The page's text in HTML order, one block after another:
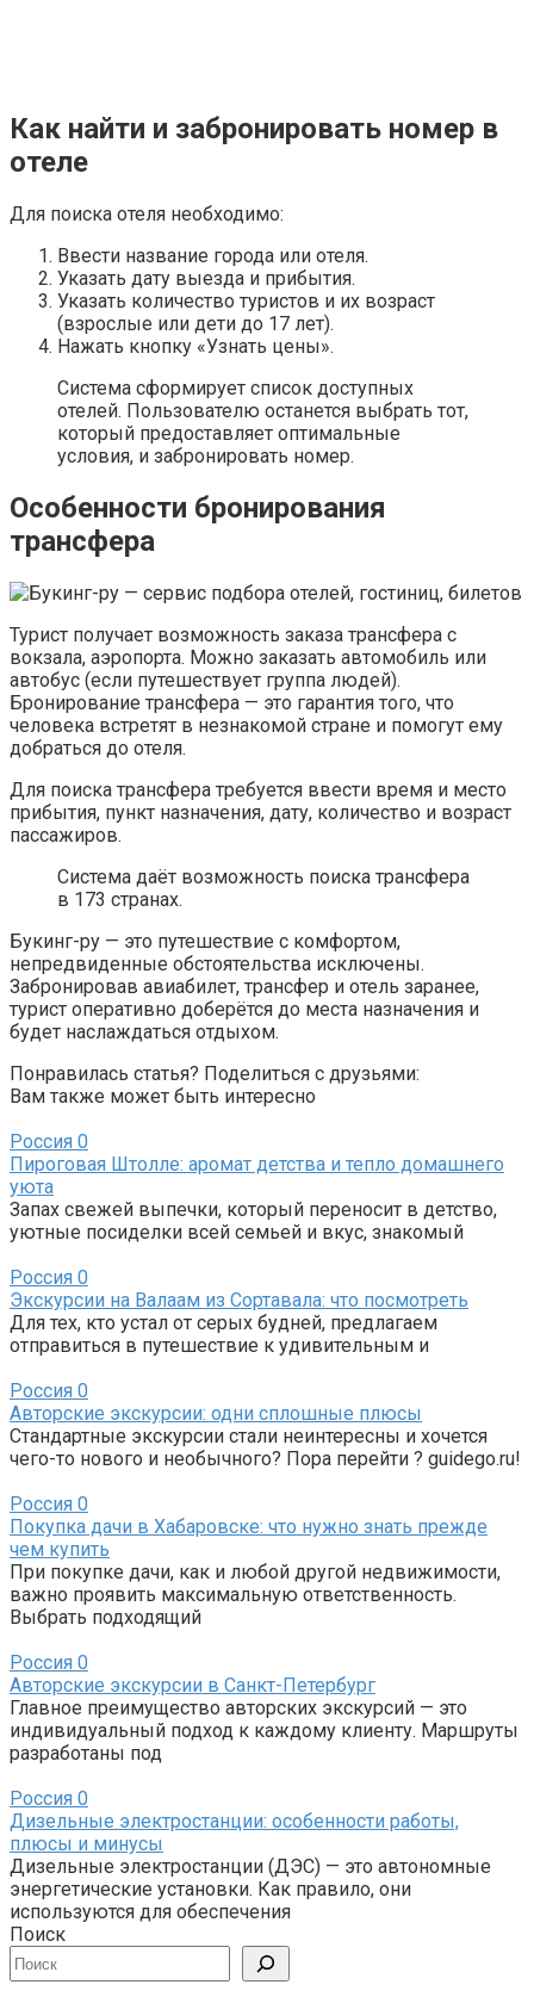
Как найти и забронировать номер в
отеле
Для поиска отеля необходимо:
Ввести название города или отеля.
Указать дату выезда и прибытия.
Указать количество туристов и их возраст
(взрослые или дети до 17 лет).
Нажать кнопку «Узнать цены».
Система сформирует список доступных
отелей. Пользователю останется выбрать тот,
который предоставляет оптимальные
условия, и забронировать номер.
Особенности бронирования
трансфера
Турист получает возможность заказа трансфера с
вокзала, аэропорта. Можно заказать автомобиль или
автобус (если путешествует группа людей).
Бронирование трансфера — это гарантия того, что
человека встретят в незнакомой стране и помогут ему
добраться до отеля.
Для поиска трансфера требуется ввести время и место
прибытия, пункт назначения, дату, количество и возраст
пассажиров.
Система даёт возможность поиска трансфера
в 173 странах.
Букинг-ру — это путешествие с комфортом,
непредвиденные обстоятельства исключены.
Забронировав авиабилет, трансфер и отель заранее,
турист оперативно доберётся до места назначения и
будет наслаждаться отдыхом.
Понравилась статья? Поделиться с друзьями:
Вам также может быть интересно
Россия 0
Пироговая Штолле: аромат детства и тепло домашнего
уюта
Запах свежей выпечки, который переносит в детство,
уютные посиделки всей семьей и вкус, знакомый
Россия 0
Экскурсии на Валаам из Сортавала: что посмотреть
Для тех, кто устал от серых будней, предлагаем
отправиться в путешествие к удивительным и
Россия 0
Авторские экскурсии: одни сплошные плюсы
Стандартные экскурсии стали неинтересны и хочется
чего-то нового и необычного? Пора перейти ? guidego.ru!
Россия 0
Покупка дачи в Хабаровске: что нужно знать прежде
чем купить
При покупке дачи, как и любой другой недвижимости,
важно проявить максимальную ответственность.
Выбрать подходящий
Россия 0
Авторские экскурсии в Санкт-Петербург
Главное преимущество авторских экскурсий — это
индивидуальный подход к каждому клиенту. Маршруты
разработаны под
Россия 0
Дизельные электростанции: особенности работы,
плюсы и минусы
Дизельные электростанции (ДЭС) — это автономные
энергетические установки. Как правило, они
используются для обеспечения
Поиск